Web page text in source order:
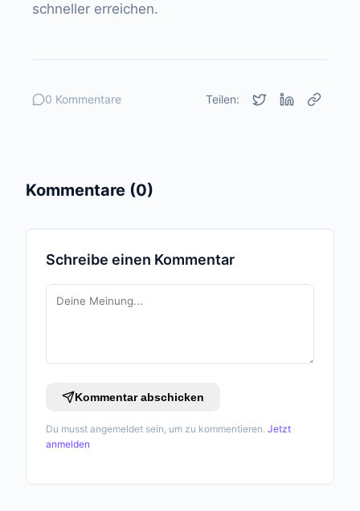
schneller erreichen.
0 Kommentare Teilen:
Kommentare (0)
Schreibe einen Kommentar
Kommentar abschicken
Du musst angemeldet sein, um zu kommentieren. Jetzt
anmelden